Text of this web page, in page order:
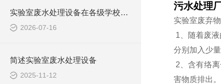
实验室废水处理设备在各级学校的应用
2026-07-16
简述实验室废水处理设备
2025-11-12
污水处理
实验室废弃
1、随着废
分别加入少
2、含有络
害物质排出。